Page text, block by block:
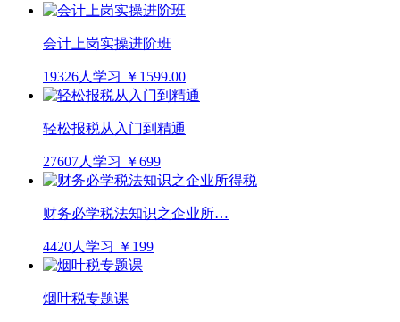
会计上岗实操进阶班
19326人学习 ￥1599.00
轻松报税从入门到精通
27607人学习 ￥699
财务必学税法知识之企业所…
4420人学习 ￥199
烟叶税专题课